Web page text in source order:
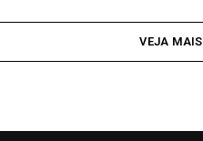
VEJA MAIS